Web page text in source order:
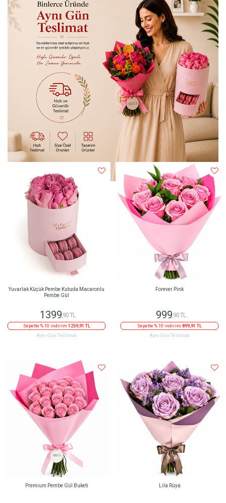
Yuvarlak Küçük Pembe Kutuda Macaronlu
Pembe Gül
1399 ,90 TL
Sepette % 10 indirim 1259,91 TL
Aynı Gün Teslimat
Forever Pink
999,90 TL
Sepette % 10 indirim 899,91 TL
Aynı Gün Teslimat
Premium Pembe Gül Buketi Lila Rüya